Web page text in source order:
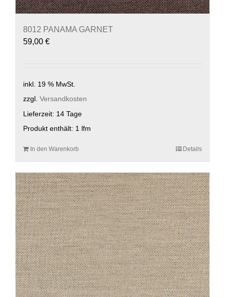
8012 PANAMA GARNET
59,00 €
inkl. 19 % MwSt.
zzgl. Versandkosten
Lieferzeit: 14 Tage
Produkt enthält: 1 lfm
In den Warenkorb Details